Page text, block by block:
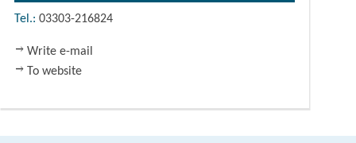
Tel.:03303-216824
Write e-mail
To website